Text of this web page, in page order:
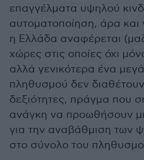
επαγγέλματα υψηλού
αυτοματοποίηση, άρα και
η Ελλάδα αναφέρεται
χώρες στις οποίες όχι
αλλά γενικότερα ένα
πληθυσμού δεν
δεξιότητες, πράγμα που
ανάγκη να προωθήσουν
για την αναβάθμιση των
στο σύνολο του